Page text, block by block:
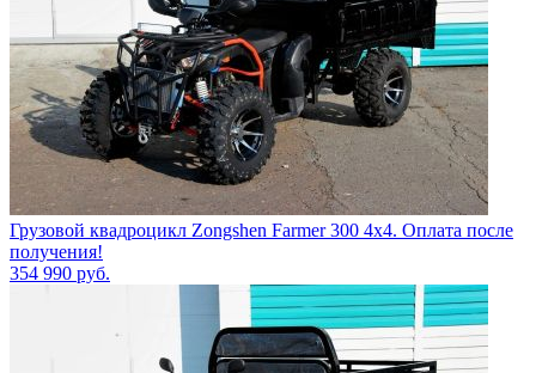
Грузовой квадроцикл Zongshen Farmer 300 4х4. Оплата после
получения!
354 990 руб.